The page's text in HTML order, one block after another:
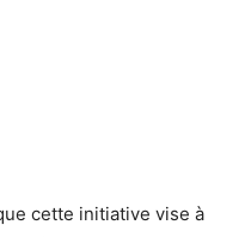
cette initiative vise à